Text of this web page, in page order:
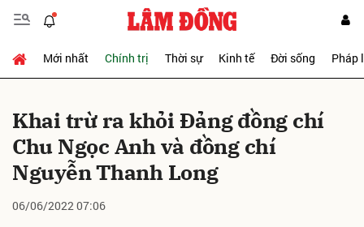
Mới nhất Chính trị Thời sự Kinh tế Đời sống Pháp
Khai trừ ra khỏi Đảng đồng chí
Chu Ngọc Anh và đồng chí
Nguyễn Thanh Long
06/06/2022 07:06
Gửi bình luận